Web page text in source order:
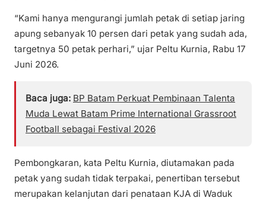
“Kami hanya mengurangi jumlah petak di setiap jaring
apung sebanyak 10 persen dari petak yang sudah ada,
targetnya 50 petak perhari,” ujar Peltu Kurnia, Rabu 17
Juni 2026.
Baca juga: BP Batam Perkuat Pembinaan Talenta
Muda Lewat Batam Prime International Grassroot
Football sebagai Festival 2026
Pembongkaran, kata Peltu Kurnia, diutamakan pada
petak yang sudah tidak terpakai, penertiban tersebut
merupakan kelanjutan dari penataan KJA di Waduk